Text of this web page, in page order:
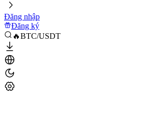
Đăng nhập
Đăng ký
🔥BTC/USDT